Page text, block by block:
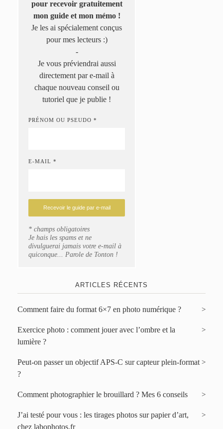
pour recevoir gratuitement
mon guide et mon mémo !
Je les ai spécialement conçus
pour mes lecteurs :)
-
Je vous préviendrai aussi
directement par e-mail à
chaque nouveau conseil ou
tutoriel que je publie !
PRÉNOM OU PSEUDO *
E-MAIL *
* champs obligatoires
Je hais les spams et ne
divulguerai jamais votre e-mail à
quiconque... Parole de Tonton !
ARTICLES RÉCENTS
Comment faire du format 6×7 en photo numérique ?
Exercice photo : comment jouer avec l’ombre et la
lumière ?
Peut-on passer un objectif APS-C sur capteur plein-format
?
Comment photographier le brouillard ? Mes 6 conseils
J’ai testé pour vous : les tirages photos sur papier d’art,